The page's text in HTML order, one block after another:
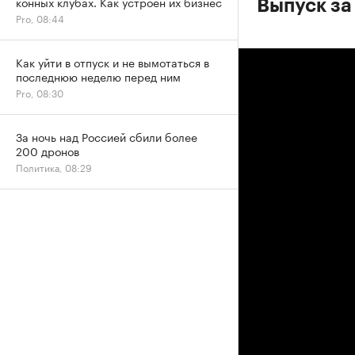
Выпуск
Pro, 08:44
Как уйти в отпуск и не вымотаться в
последнюю неделю перед ним
Pro, 08:30
За ночь над Россией сбили более
200 дронов
Политика, 08:29